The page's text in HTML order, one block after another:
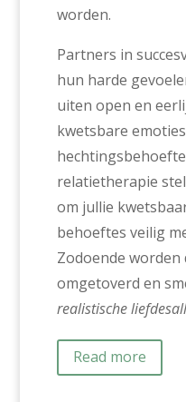
worden.
Partners in
hun harde
uiten open en
kwetsbare
relatietherapie
om jullie
behoeftes veilig
Zodoende worden
omgetoverd en
realistische
Read more